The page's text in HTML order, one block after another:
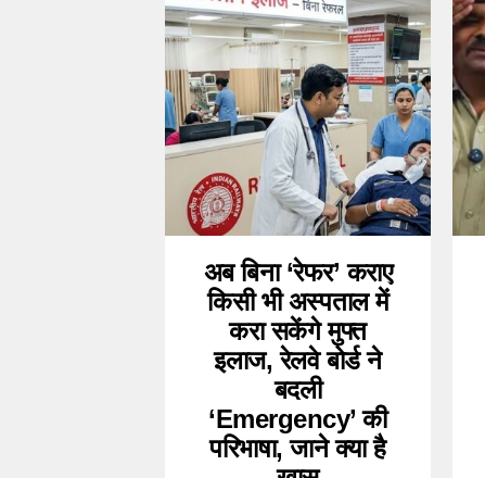
अब बिना ‘रेफर’ कराए
किसी भी अस्पताल में
करा सकेंगे मुफ्त
इलाज, रेलवे बोर्ड ने
बदली
‘Emergency’ की
परिभाषा, जाने क्या है